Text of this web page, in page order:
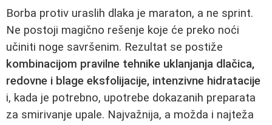
Borba protiv uraslih dlaka je maraton, a ne sprint.
Ne postoji magično rešenje koje će preko noći
učiniti noge savršenim. Rezultat se postiže
kombinacijom pravilne tehnike uklanjanja dlačica,
redovne i blage eksfolijacije, intenzivne hidratacije
i, kada je potrebno, upotrebe dokazanih preparata
za smirivanje upale. Najvažnija, a možda i najteža